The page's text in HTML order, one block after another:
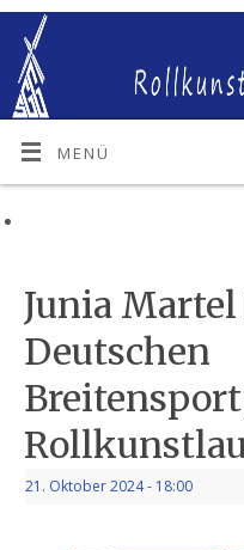
MENÜ
Junia
Deutschen
21. Oktober 2024- 18:00